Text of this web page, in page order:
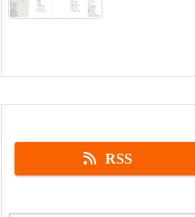
RSS